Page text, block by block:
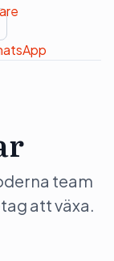
team
att växa.